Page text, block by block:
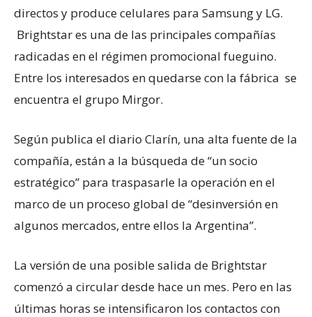
directos y produce celulares para Samsung y LG.
Brightstar es una de las principales compañías
radicadas en el régimen promocional fueguino.
Entre los interesados en quedarse con la fábrica se
encuentra el grupo Mirgor.
Según publica el diario Clarín, una alta fuente de la
compañía, están a la búsqueda de “un socio
estratégico” para traspasarle la operación en el
marco de un proceso global de “desinversión en
algunos mercados, entre ellos la Argentina”.
La versión de una posible salida de Brightstar
comenzó a circular desde hace un mes. Pero en las
últimas horas se intensificaron los contactos con